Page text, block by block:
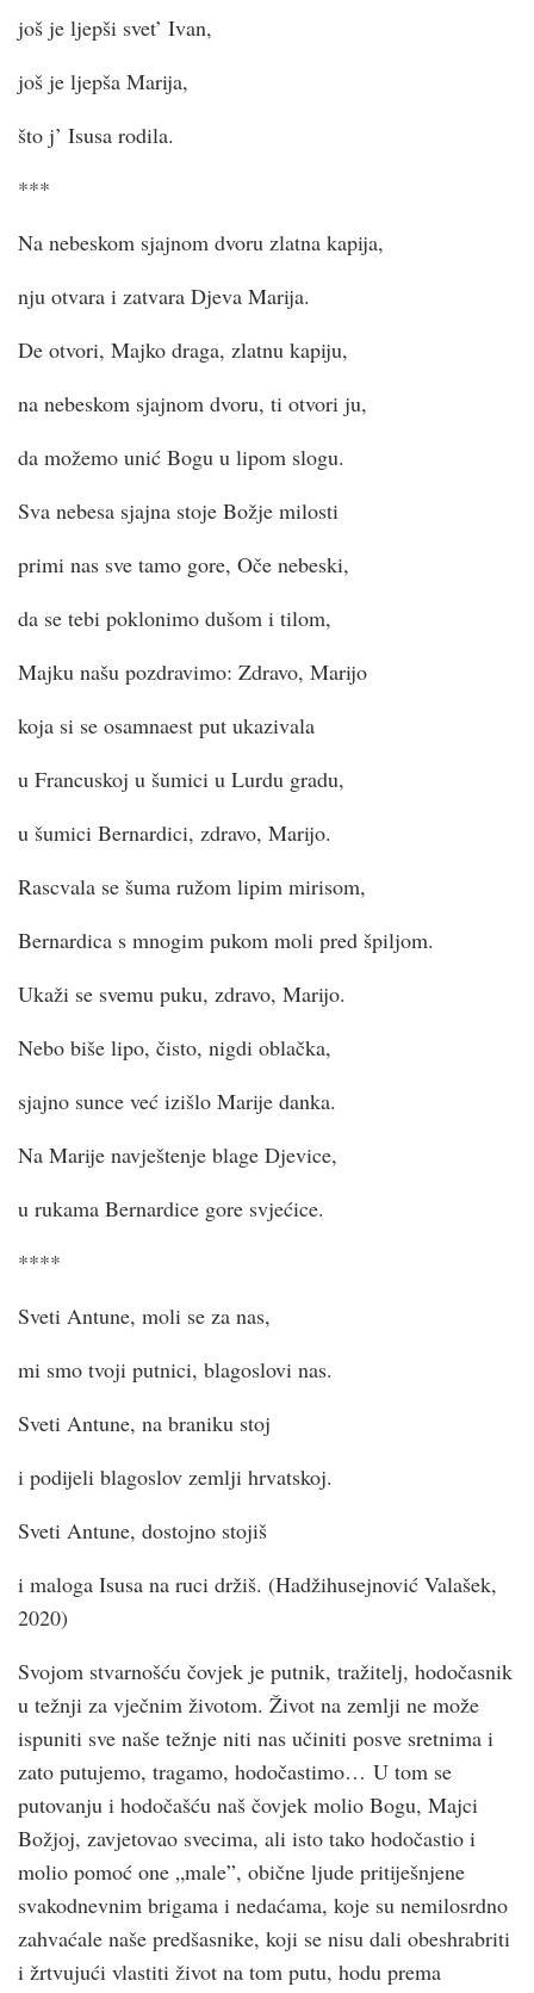
još je ljepši svet’ Ivan,
još je ljepša Marija,
što j’ Isusa rodila.
***
Na nebeskom sjajnom dvoru zlatna kapija,
nju otvara i zatvara Djeva Marija.
De otvori, Majko draga, zlatnu kapiju,
na nebeskom sjajnom dvoru, ti otvori ju,
da možemo unić Bogu u lipom slogu.
Sva nebesa sjajna stoje Božje milosti
primi nas sve tamo gore, Oče nebeski,
da se tebi poklonimo dušom i tilom,
Majku našu pozdravimo: Zdravo, Marijo
koja si se osamnaest put ukazivala
u Francuskoj u šumici u Lurdu gradu,
u šumici Bernardici, zdravo, Marijo.
Rascvala se šuma ružom lipim mirisom,
Bernardica s mnogim pukom moli pred špiljom.
Ukaži se svemu puku, zdravo, Marijo.
Nebo biše lipo, čisto, nigdi oblačka,
sjajno sunce već izišlo Marije danka.
Na Marije navještenje blage Djevice,
u rukama Bernardice gore svjećice.
****
Sveti Antune, moli se za nas,
mi smo tvoji putnici, blagoslovi nas.
Sveti Antune, na braniku stoj
i podijeli blagoslov zemlji hrvatskoj.
Sveti Antune, dostojno stojiš
i maloga Isusa na ruci držiš. (Hadžihusejnović Valašek,
2020)
Svojom stvarnošću čovjek je putnik, tražitelj, hodočasnik
u težnji za vječnim životom. Život na zemlji ne može
ispuniti sve naše težnje niti nas učiniti posve sretnima i
zato putujemo, tragamo, hodočastimo… U tom se
putovanju i hodočašću naš čovjek molio Bogu, Majci
Božjoj, zavjetovao svecima, ali isto tako hodočastio i
molio pomoć one „male”, obične ljude pritiješnjene
svakodnevnim brigama i nedaćama, koje su nemilosrdno
zahvaćale naše predšasnike, koji se nisu dali obeshrabriti
i žrtvujući vlastiti život na tom putu, hodu prema